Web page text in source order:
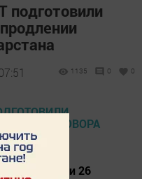
подготовили
1135 0 0
поддержали 26